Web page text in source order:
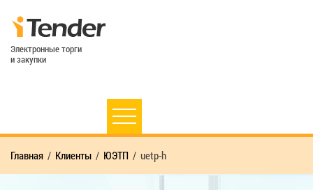
Электронные торги
и закупки
Главная Клиенты ЮЭТП uetp-h